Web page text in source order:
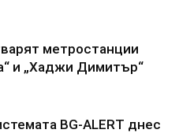
метростанции
и „Хаджи Димитър“
BG-ALERT днес